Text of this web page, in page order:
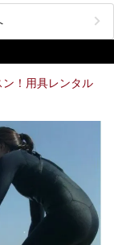
ルズワールドワイド
PR記事です。
泉。
蛸川温泉 龍宮殿」と
殿本館」の営業時間に
にも「龍宮殿本館」
り温泉 龍宮殿本館
の「箱根 芦ノ湖畔
両方の魅力をたっぷ
、箱根元宮と箱根の
です。
ズワールドワイド
殿のPR記事です。
ン！用具レンタル